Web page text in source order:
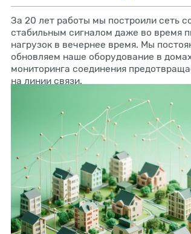
За 20 лет работы мы построили сеть
стабильным сигналом даже во время
нагрузок в вечернее время. Мы
обновляем наше оборудование в
мониторинга соединения
на линии связи.